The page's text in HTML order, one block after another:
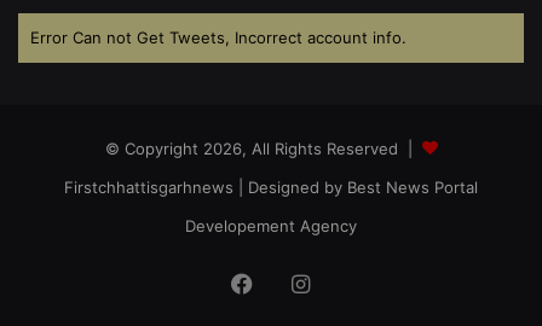
Error Can not Get Tweets, Incorrect account info.
© Copyright 2026, All Rights Reserved |
Firstchhattisgarhnews | Designed by Best News Portal
Developement Agency
FacebookInstagram